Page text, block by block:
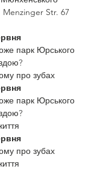
Menzinger Str. 67
парк Юрського
про зубах
парк Юрського
про зубах